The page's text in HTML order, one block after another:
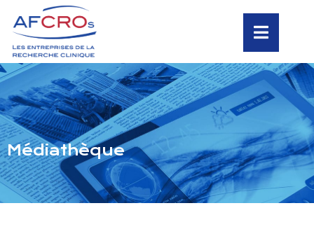
Médiathèque